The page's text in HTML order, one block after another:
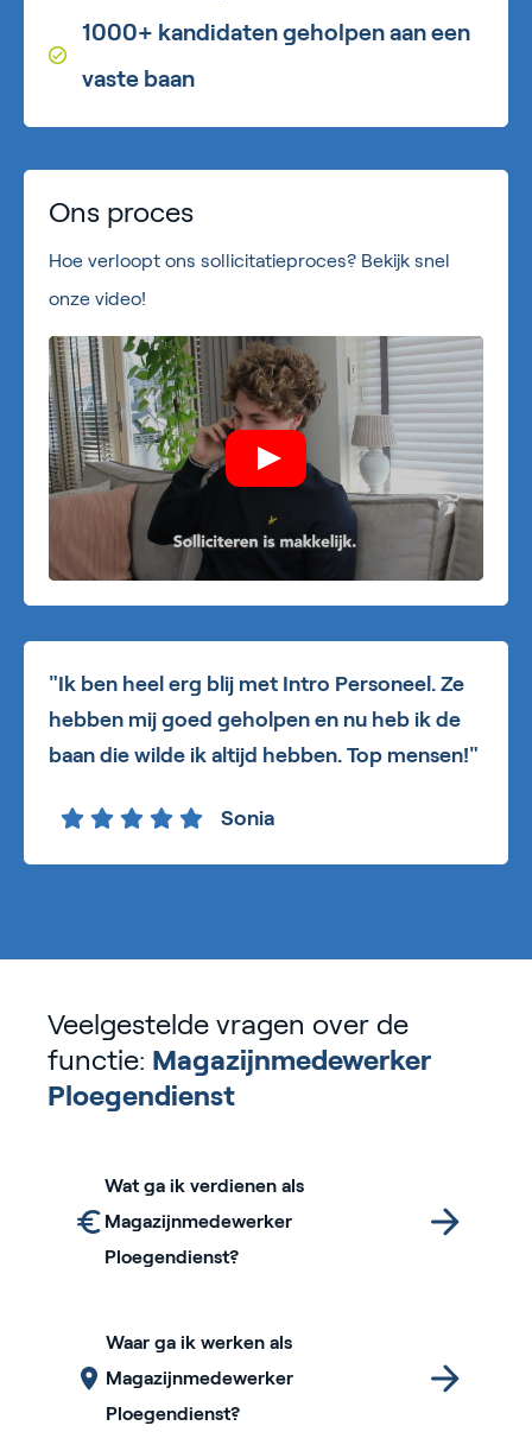
1000+ kandidaten geholpen aan een
vaste baan
Ons proces
Hoe verloopt ons sollicitatieproces? Bekijk snel
onze video!
"Ik ben heel erg blij met Intro Personeel. Ze
hebben mij goed geholpen en nu heb ik de
baan die wilde ik altijd hebben. Top mensen!"
Sonia
Veelgestelde vragen over de
functie: Magazijnmedewerker
Ploegendienst
Wat ga ik verdienen als
Magazijnmedewerker
Ploegendienst?
Waar ga ik werken als
Magazijnmedewerker
Ploegendienst?